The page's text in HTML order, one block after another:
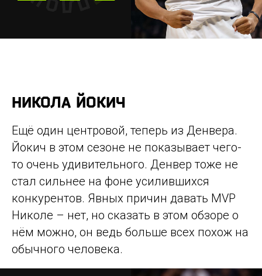
НИКОЛА ЙОКИЧ
Ещё один центровой, теперь из Денвера.
Йокич в этом сезоне не показывает чего-
то очень удивительного. Денвер тоже не
стал сильнее на фоне усилившихся
конкурентов. Явных причин давать MVP
Николе – нет, но сказать в этом обзоре о
нём можно, он ведь больше всех похож на
обычного человека.